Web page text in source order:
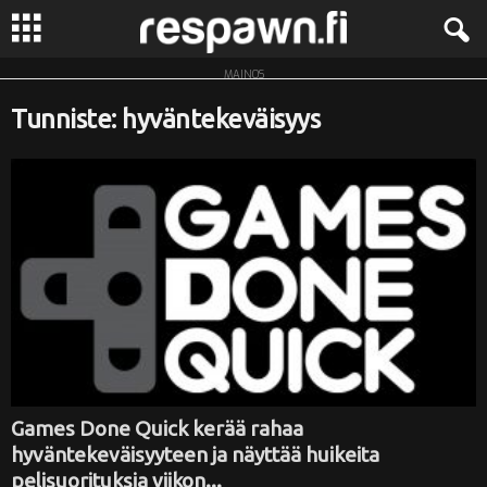
R
MAINOS
Tunniste: hyväntekeväisyys
Games Done Quick kerää rahaa
hyväntekeväisyyteen ja näyttää huikeita
pelisuorituksia viikon...